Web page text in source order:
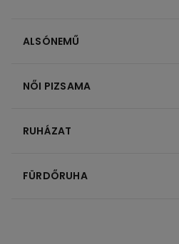
ALSÓNEMŰ
NŐI PIZSAMA
RUHÁZAT
FÜRDŐRUHA